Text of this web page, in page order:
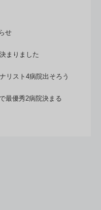
せ
まりました
リスト4病院出そろう
最優秀2病院決まる